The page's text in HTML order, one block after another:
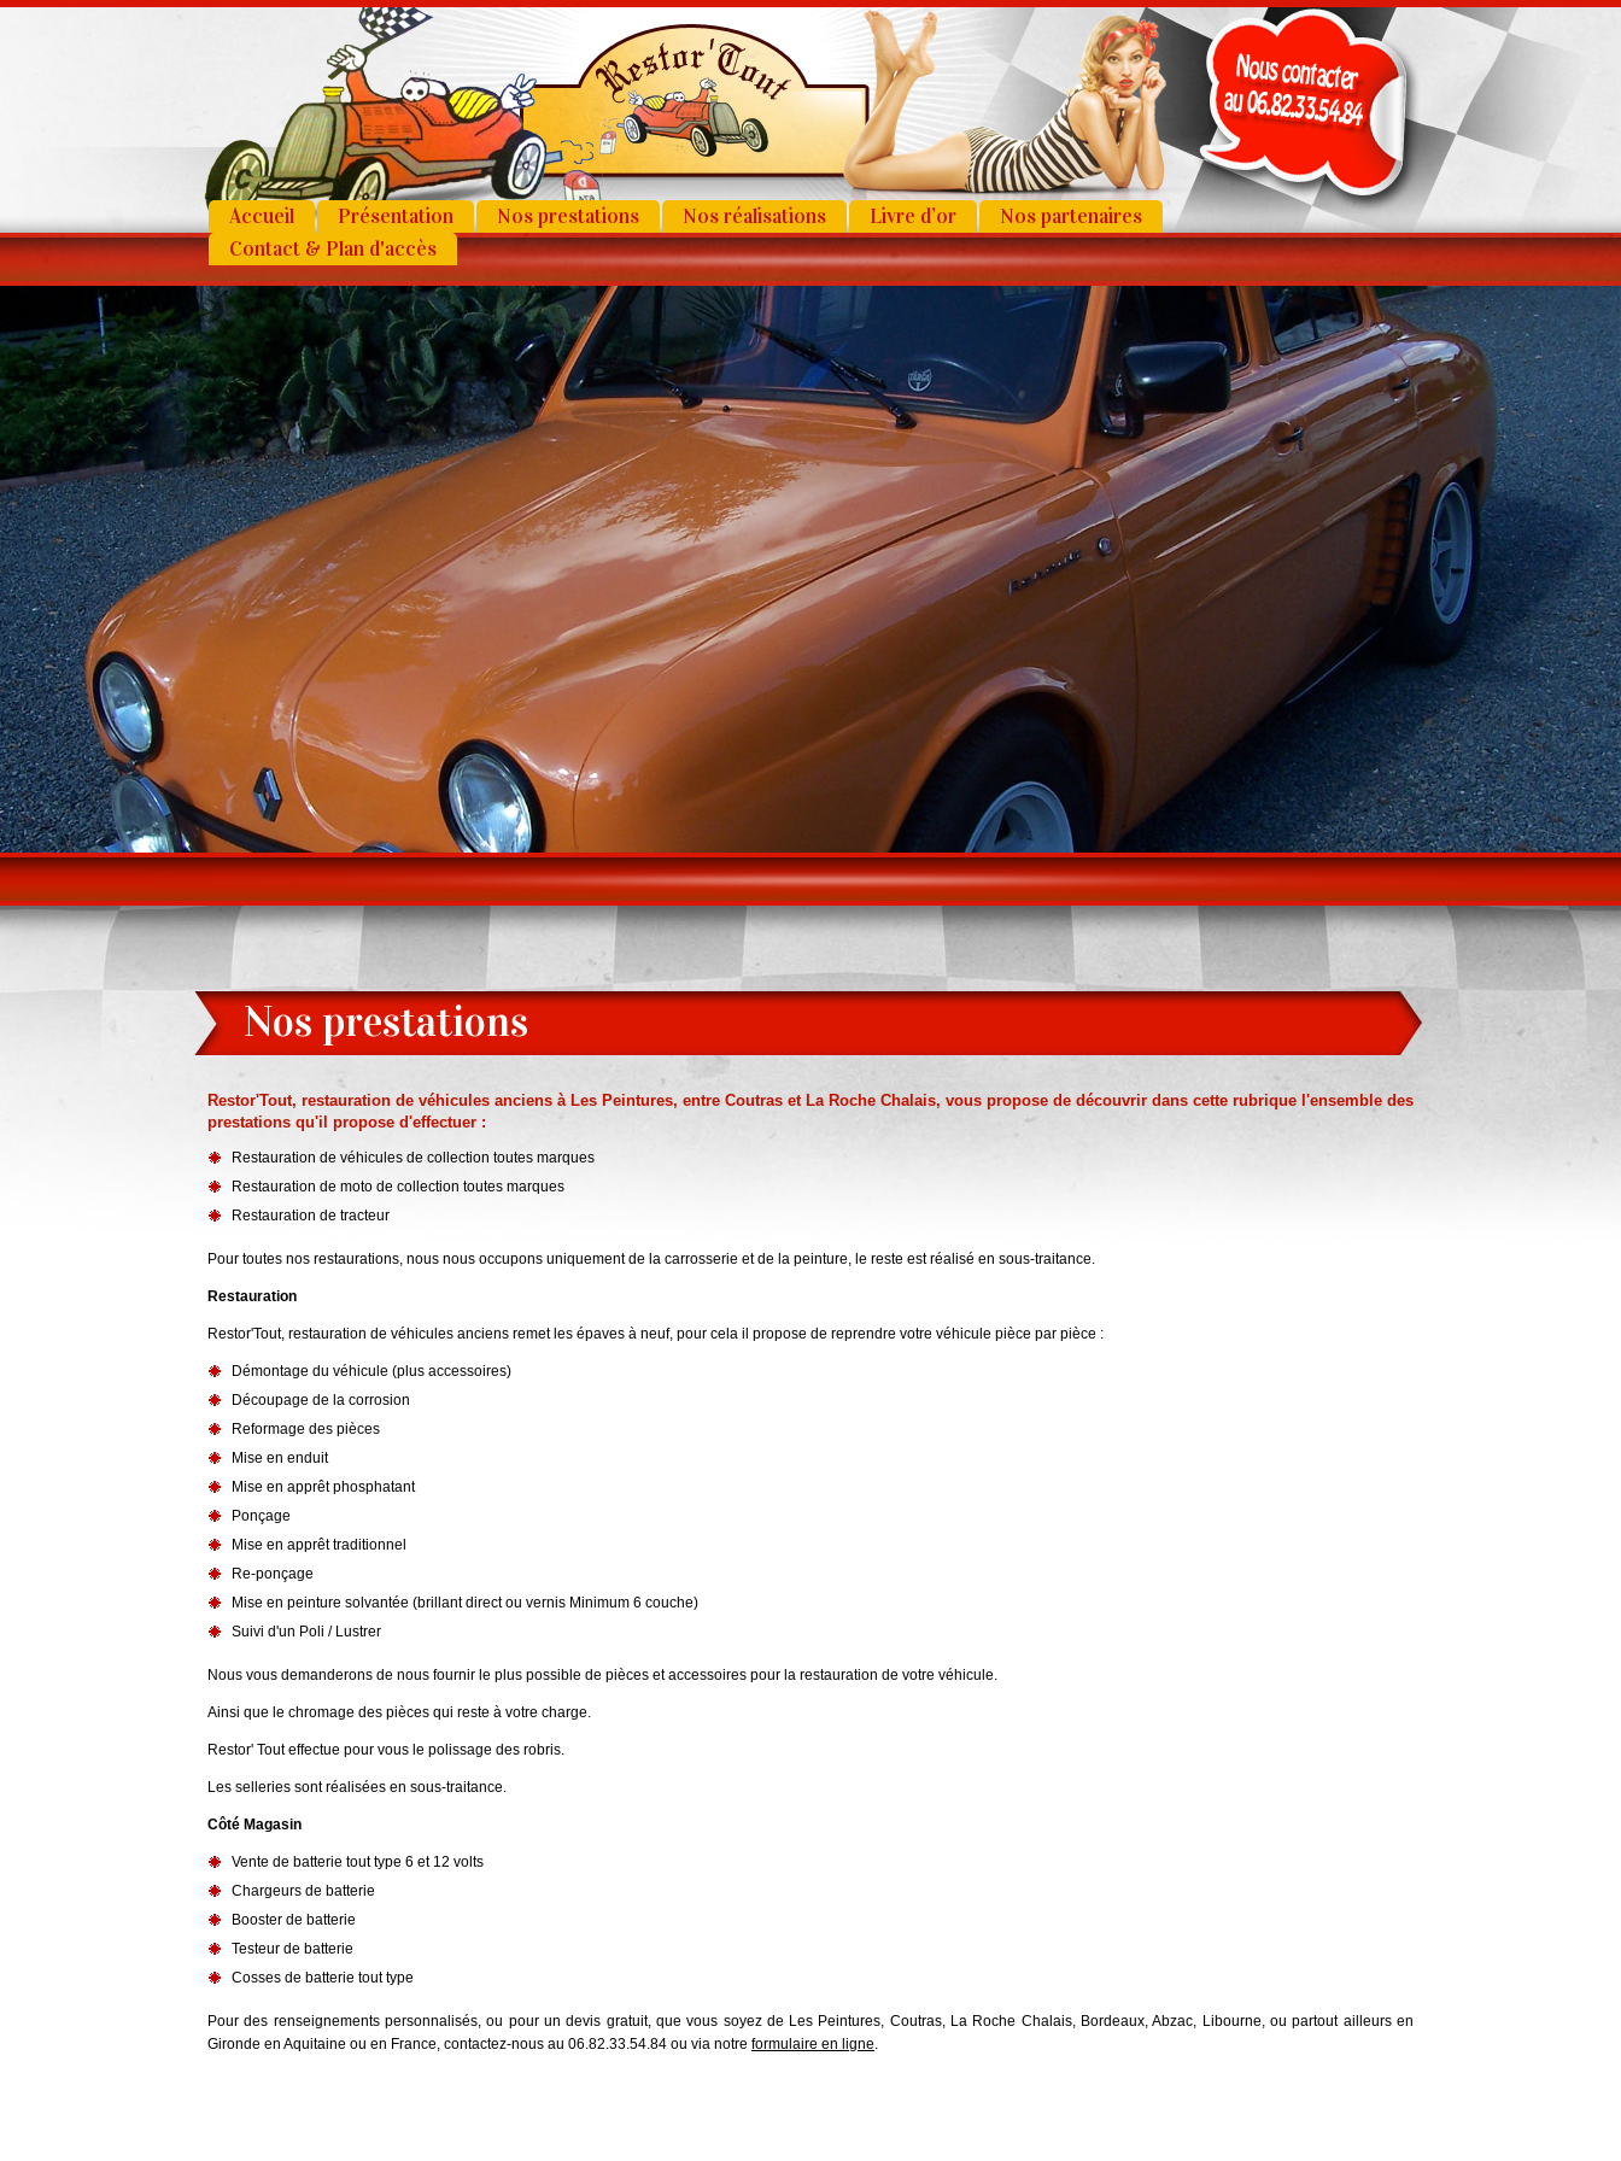
Accueil Présentation Nos prestations Nos réalisations Livre d’or
Nos partenaires
Contact & Plan d'accès
Restor'Tout, restauration de véhicules anciens à Les Peintures, entre Coutras et La Roche Chalais, vous propose de découvrir dans cette rubrique l'ensemble des
prestations qu'il propose d'effectuer :
Restauration de véhicules de collection toutes marques
Restauration de moto de collection toutes marques
Restauration de tracteur
Pour toutes nos restaurations, nous nous occupons uniquement de la carrosserie et de la peinture, le reste est réalisé en sous-traitance.
Restauration
Restor'Tout, restauration de véhicules anciens remet les épaves à neuf, pour cela il propose de reprendre votre véhicule pièce par pièce :
Démontage du véhicule (plus accessoires)
Découpage de la corrosion
Reformage des pièces
Mise en enduit
Mise en apprêt phosphatant
Ponçage
Mise en apprêt traditionnel
Re-ponçage
Mise en peinture solvantée (brillant direct ou vernis Minimum 6 couche)
Suivi d'un Poli / Lustrer
Nous vous demanderons de nous fournir le plus possible de pièces et accessoires pour la restauration de votre véhicule.
Ainsi que le chromage des pièces qui reste à votre charge.
Restor' Tout effectue pour vous le polissage des robris.
Les selleries sont réalisées en sous-traitance.
Côté Magasin
Vente de batterie tout type 6 et 12 volts
Chargeurs de batterie
Booster de batterie
Testeur de batterie
Cosses de batterie tout type
Pour des renseignements personnalisés, ou pour un devis gratuit, que vous soyez de Les Peintures, Coutras, La Roche Chalais, Bordeaux, Abzac, Libourne, ou partout ailleurs en
Gironde en Aquitaine ou en France, contactez-nous au 06.82.33.54.84 ou via notre formulaire en ligne.
Nos prestations